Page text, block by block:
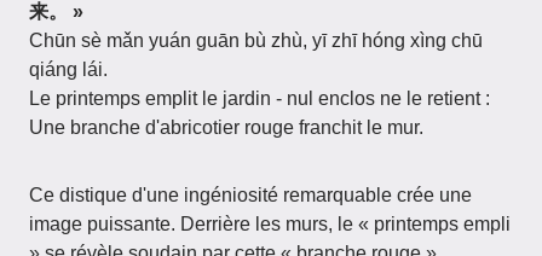
来。 »
Chūn sè mǎn yuán guān bù zhù, yī zhī hóng xìng chū
qiáng lái.
Le printemps emplit le jardin - nul enclos ne le retient :
Une branche d'abricotier rouge franchit le mur.
Ce distique d'une ingéniosité remarquable crée une
image puissante. Derrière les murs, le « printemps empli